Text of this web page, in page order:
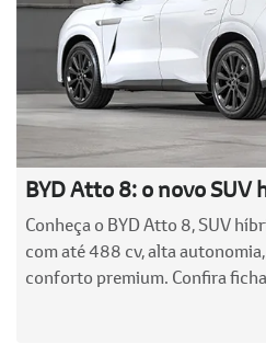
BYD Atto 8: o novo SUV
Conheça o BYD Atto 8, SUV
com até 488 cv, alta
conforto premium. Confira